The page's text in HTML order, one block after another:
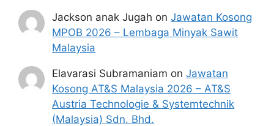
segala maklumat yang diminta dengan
lengkap dan tepat.
Pemohon hendaklah menyenaraikan
semua kelayakan pendidikan yang
dimiliki.
Perlu diingatkan, hanya pemohon yang
layak sahaja akan dipanggil ke
Jackson anak Jugah onJawatan Kosong
MPOB 2026 – Lembaga Minyak Sawit
Malaysia
Elavarasi Subramaniam onJawatan
Kosong AT&S Malaysia 2026 – AT&S
Austria Technologie & Systemtechnik
(Malaysia) Sdn. Bhd.